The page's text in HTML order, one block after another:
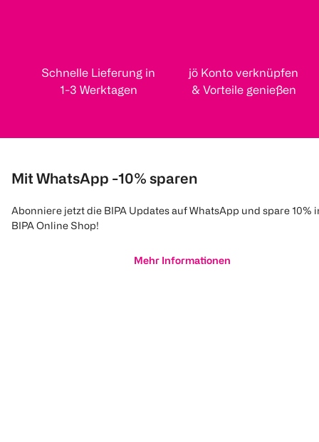
Schnelle Lieferung in
1-3 Werktagen
jö Konto verknüpfen
& Vorteile genießen
Mit WhatsApp -10% sparen
Abonniere jetzt die BIPA Updates auf WhatsApp und spare 10%
BIPA Online Shop!
Mehr Informationen